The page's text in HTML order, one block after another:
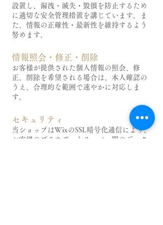
設置し、漏洩・滅失・毀損を防止するため
に適切な安全管理措置を講じています。ま
た、情報の正確性・最新性を維持するよう
努めます。
情報照会・修正・削除
お客様が提供された個人情報の照会、修
正、削除を希望される場合は、本人確認の
うえ、合理的な範囲で速やかに対応しま
す。
セキュリティ
当ショップはWixのSSL暗号化通信により、
お客様のブラウザーとサーバー間のデータ